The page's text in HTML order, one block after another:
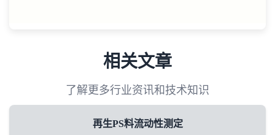
相关文章
了解更多行业资讯和技术知识
再生PS料流动性测定